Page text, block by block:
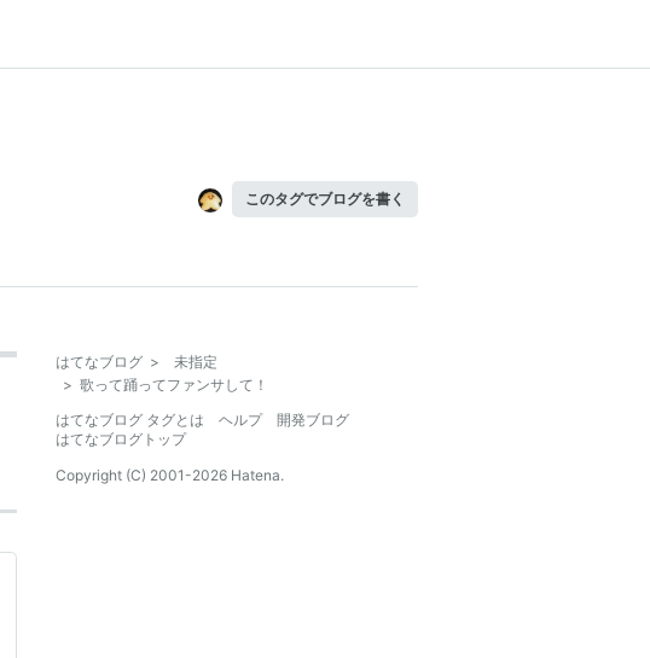
このタグでブログを書く
はてなブログ >
未指定
> 歌って踊ってファンサして！
はてなブログ タグとは
ヘルプ
開発ブログ
はてなブログトップ
Copyright (C) 2001-2026 Hatena.